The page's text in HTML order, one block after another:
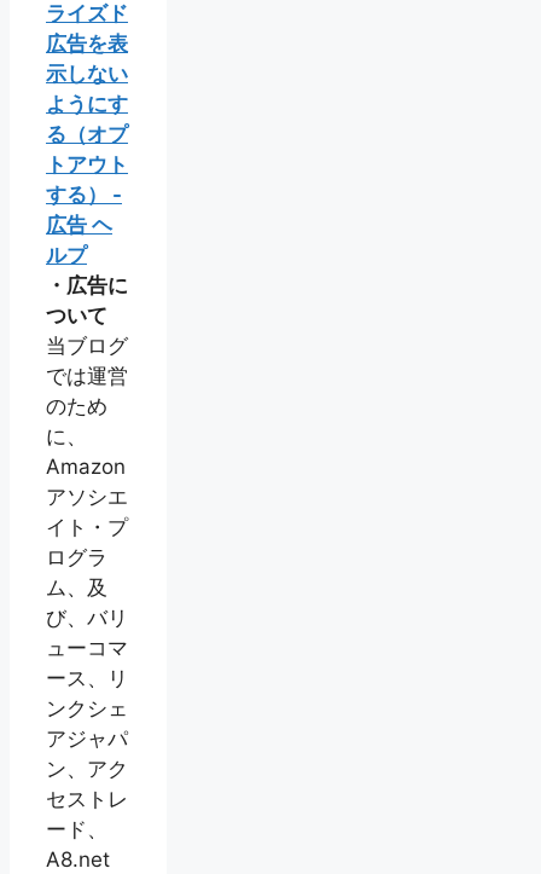
ライズド
広告を表
示しない
ようにす
る（オプ
トアウト
する） -
広告 ヘ
ルプ
・広告に
ついて
当ブログ
では運営
のため
に、
Amazon
アソシエ
イト・プ
ログラ
ム、及
び、バリ
ューコマ
ース、リ
ンクシェ
アジャパ
ン、アク
セストレ
ード、
A8.net